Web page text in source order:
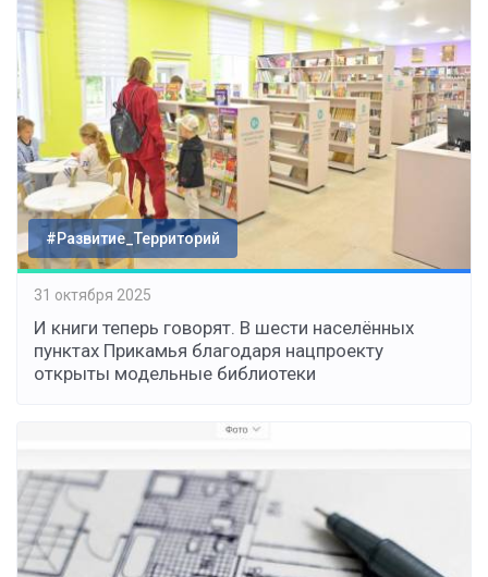
#Развитие_Территорий
31 октября 2025
И книги теперь говорят. В шести населённых
пунктах Прикамья благодаря нацпроекту
открыты модельные библиотеки